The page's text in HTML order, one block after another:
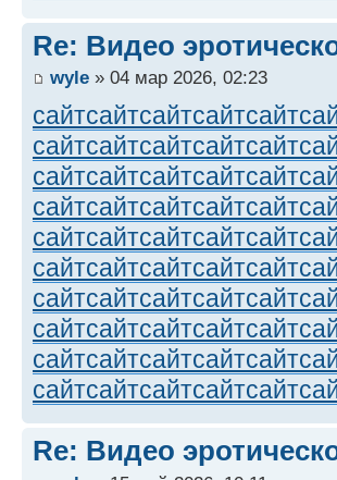
Re: Видео
wyle » 04 мар 2026, 02:23
сайтсайтсайтсайтсайт
сайтсайтсайтсайтсайт
сайтсайтсайтсайтсайт
сайтсайтсайтсайтсайт
сайтсайтсайтсайтсайт
сайтсайтсайтсайтсайт
сайтсайтсайтсайтсайт
сайтсайтсайтсайтсайт
сайтсайтсайтсайтсайт
сайтсайтсайтсайтсайт
Re: Видео